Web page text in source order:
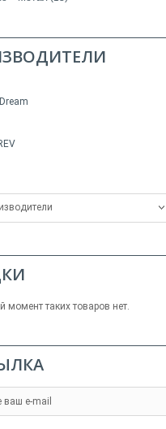
момент таких товаров нет.